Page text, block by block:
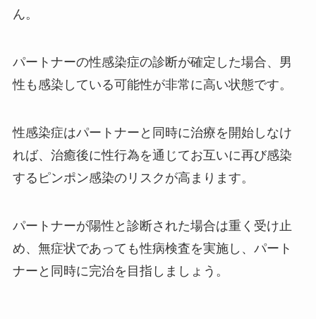
ん。
パートナーの性感染症の診断が確定した場合、男
性も感染している可能性が非常に高い状態です。
性感染症はパートナーと同時に治療を開始しなけ
れば、治癒後に性行為を通じてお互いに再び感染
するピンポン感染のリスクが高まります。
パートナーが陽性と診断された場合は重く受け止
め、無症状であっても性病検査を実施し、パート
ナーと同時に完治を目指しましょう。